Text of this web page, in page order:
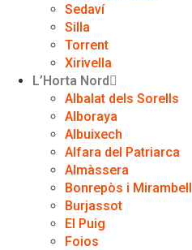
Sedaví
Silla
Torrent
Xirivella
L’Horta Nord
Albalat dels Sorells
Alboraya
Albuixech
Alfara del Patriarca
Almàssera
Bonrepòs i Mirambell
Burjassot
El Puig
Foios